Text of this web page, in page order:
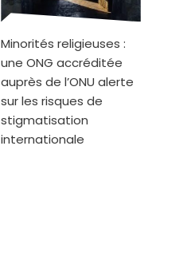
Minorités religieuses :
une ONG accréditée
auprès de l’ONU alerte
sur les risques de
stigmatisation
internationale